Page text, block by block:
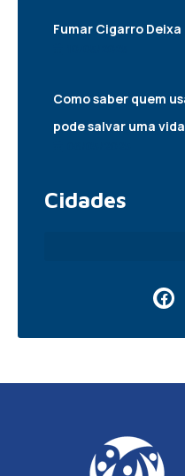
Fumar Cigarro
Como saber quem
pode salvar uma
Cidades
F
a
e
o